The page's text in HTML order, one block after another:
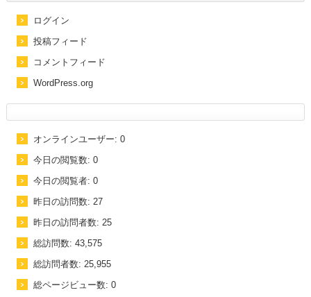
ログイン
投稿フィード
コメントフィード
WordPress.org
オンラインユーザー: 0
今日の閲覧数: 0
今日の閲覧者: 0
昨日の訪問数: 27
昨日の訪問者数: 25
総訪問数: 43,575
総訪問者数: 25,955
総ページビュー数: 0